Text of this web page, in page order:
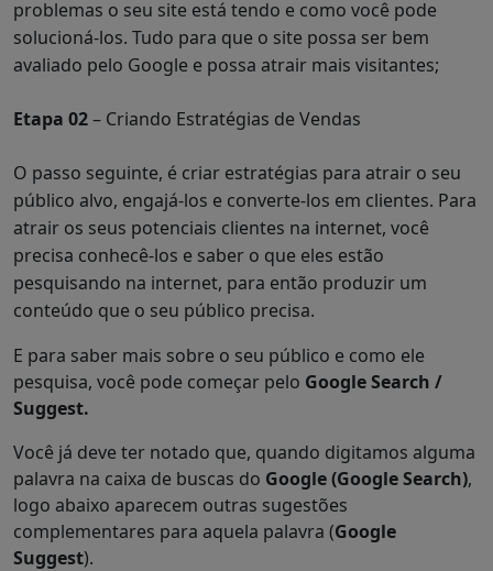
problemas o seu site está tendo e como você pode
solucioná-los. Tudo para que o site possa ser bem
avaliado pelo Google e possa atrair mais visitantes;
Etapa 02– Criando Estratégias de Vendas
O passo seguinte, é criar estratégias para atrair o seu
público alvo, engajá-los e converte-los em clientes. Para
atrair os seus potenciais clientes na internet, você
precisa conhecê-los e saber o que eles estão
pesquisando na internet, para então produzir um
conteúdo que o seu público precisa.
E para saber mais sobre o seu público e como ele
pesquisa, você pode começar pelo Google Search /
Suggest.
Você já deve ter notado que, quando digitamos alguma
palavra na caixa de buscas do Google (Google Search),
logo abaixo aparecem outras sugestões
complementares para aquela palavra (Google
Suggest).